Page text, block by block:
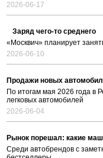
2026-06-17
Заряд чего-то среднего
«Москвич» планирует
2026-06-10
Продажи новых
По итогам мая 2026 года в
легковых автомобилей
2026-06-04
Рынок порешал: какие
Среди автобрендов с